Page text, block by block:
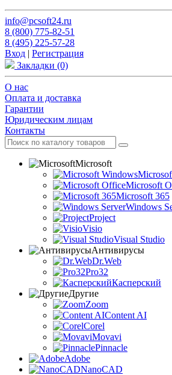
info@pcsoft24.ru
8 (800) 775-82-51
8 (495) 225-57-28
Вход | Регистрация
Закладки (0)
O нас
Оплата и доставка
Гарантии
Юридическим лицам
Контакты
Microsoft
Microsoft
Microsoft 365
Windows
Project
Visio
Visual Studio
Антивирусы
Dr.Web
Pro32
Касперский
Другие
Zoom
Content AI
Corel
Movavi
Pinnacle
Adobe
NanoCAD